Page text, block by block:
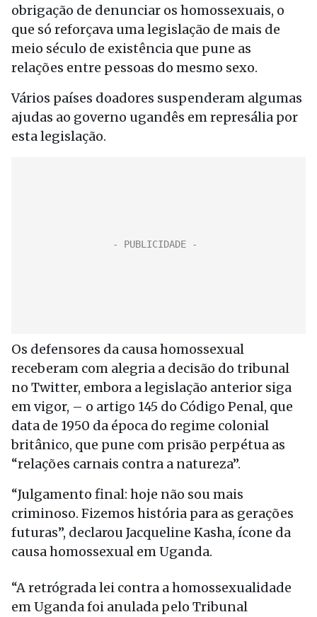
obrigação de denunciar os homossexuais, o
que só reforçava uma legislação de mais de
meio século de existência que pune as
relações entre pessoas do mesmo sexo.
Vários países doadores suspenderam algumas
ajudas ao governo ugandês em represália por
esta legislação.
Os defensores da causa homossexual
receberam com alegria a decisão do tribunal
no Twitter, embora a legislação anterior siga
em vigor, – o artigo 145 do Código Penal, que
data de 1950 da época do regime colonial
britânico, que pune com prisão perpétua as
“relações carnais contra a natureza”.
“Julgamento final: hoje não sou mais
criminoso. Fizemos história para as gerações
futuras”, declarou Jacqueline Kasha, ícone da
causa homossexual em Uganda.
“A retrógrada lei contra a homossexualidade
em Uganda foi anulada pelo Tribunal